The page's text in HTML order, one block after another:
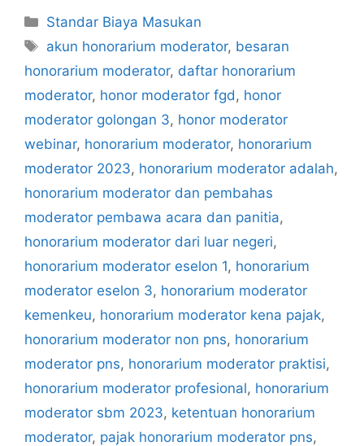
Categories
Standar Biaya Masukan
Tags
akun honorarium moderator, besaran
honorarium moderator, daftar honorarium
moderator, honor moderator fgd , honor
moderator golongan 3, honor moderator
webinar, honorarium moderator, honorarium
moderator 2023, honorarium moderator adalah,
honorarium moderator dan pembahas
moderator pembawa acara dan panitia,
honorarium moderator dari luar negeri,
honorarium moderator eselon 1, honorarium
moderator eselon 3, honorarium moderator
kemenkeu, honorarium moderator kena pajak,
honorarium moderator non pns, honorarium
moderator pns, honorarium moderator praktisi,
honorarium moderator profesional, honorarium
moderator sbm 2023, ketentuan honorarium
moderator, pajak honorarium moderator pns,